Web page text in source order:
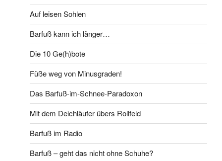
Auf leisen Sohlen
Barfuß kann ich länger…
Die 10 Ge(h)bote
Füße weg von Minusgraden!
Das Barfuß-im-Schnee-Paradoxon
Mit dem Deichläufer übers Rollfeld
Barfuß im Radio
Barfuß – geht das nicht ohne Schuhe?